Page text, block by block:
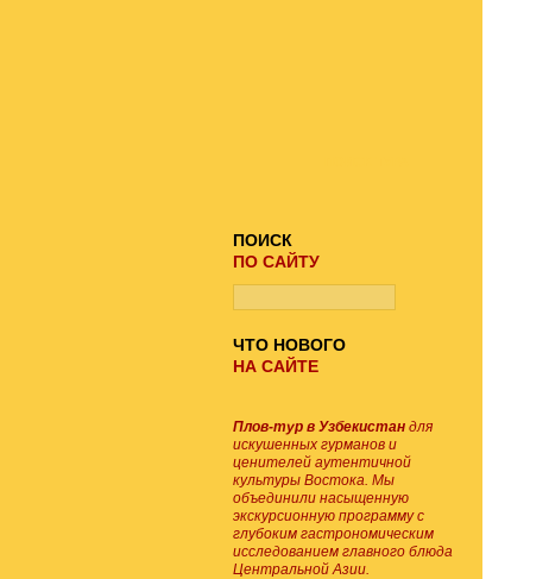
ПОИСК
ПО САЙТУ
ЧТО НОВОГО
НА САЙТЕ
Плов-тур в Узбекистан для
искушенных гурманов и
ценителей аутентичной
культуры Востока. Мы
объединили насыщенную
экскурсионную программу с
глубоким гастрономическим
исследованием главного блюда
Центральной Азии.